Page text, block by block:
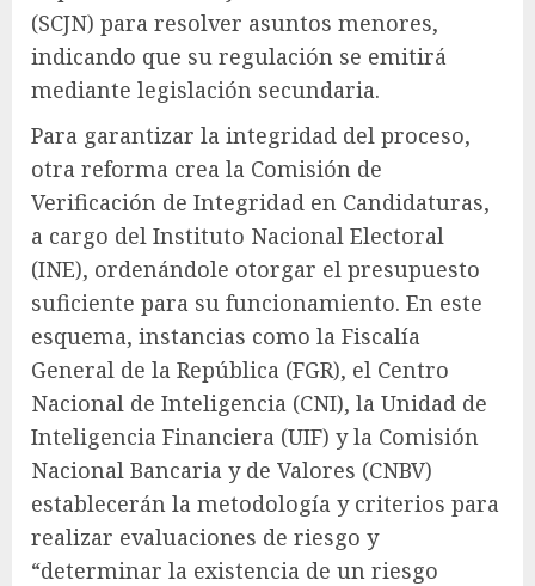
(SCJN) para resolver asuntos menores,
indicando que su regulación se emitirá
mediante legislación secundaria.
Para garantizar la integridad del proceso,
otra reforma crea la Comisión de
Verificación de Integridad en Candidaturas,
a cargo del Instituto Nacional Electoral
(INE), ordenándole otorgar el presupuesto
suficiente para su funcionamiento. En este
esquema, instancias como la Fiscalía
General de la República (FGR), el Centro
Nacional de Inteligencia (CNI), la Unidad de
Inteligencia Financiera (UIF) y la Comisión
Nacional Bancaria y de Valores (CNBV)
establecerán la metodología y criterios para
realizar evaluaciones de riesgo y
“determinar la existencia de un riesgo